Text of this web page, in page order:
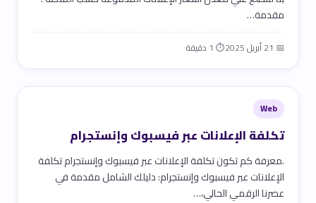
مقدمة…
📅 21 أبريل 2025 ⏱ 1 دقيقة
Web
تكلفة الإعلانات عبر فيسبوك وإنستجرام
.معرفة كم تكون تكلفة الإعلانات عبر فيسبوك وإنستجرام تكلفة
الإعلانات عبر فيسبوك وإنستجرام: دليلك الشامل مقدمة في
عصرنا الرقمي الحالي،…